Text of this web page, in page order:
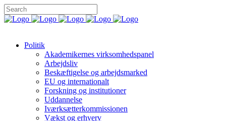
Politik
Akademikernes virksomhedspanel
Arbejdsliv
Beskæftigelse og arbejdsmarked
EU og internationalt
Forskning og institutioner
Uddannelse
Iværksætterkommissionen
Vækst og erhverv